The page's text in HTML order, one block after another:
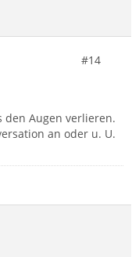
#14
den Augen verlieren.
an oder u. U.